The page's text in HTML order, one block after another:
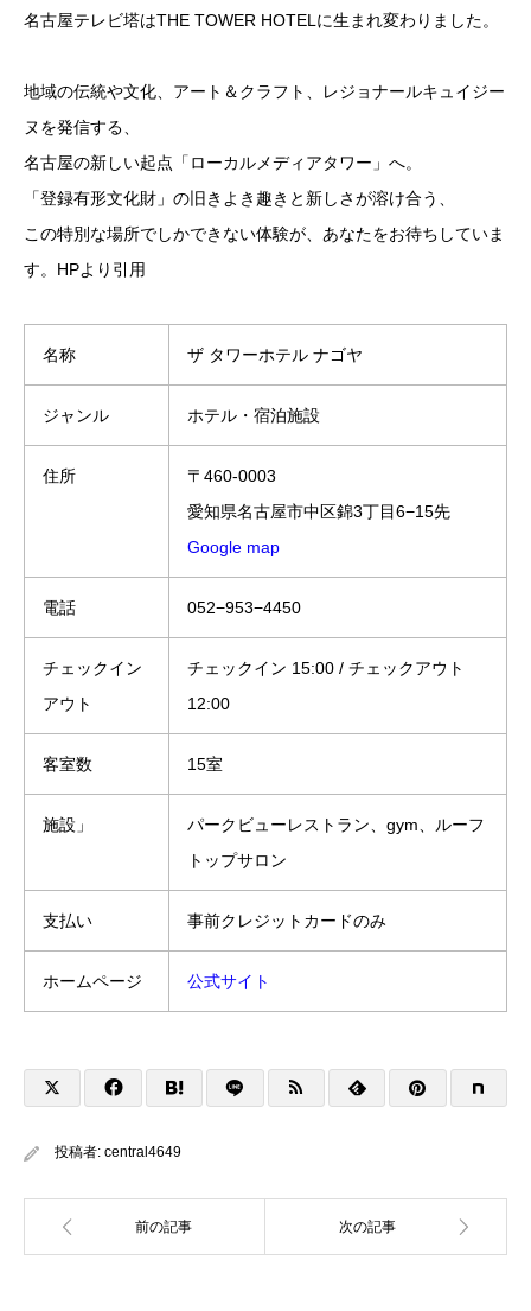
名古屋テレビ塔はTHE TOWER HOTELに生まれ変わりました。
地域の伝統や文化、アート＆クラフト、レジョナールキュイジー
ヌを発信する、
名古屋の新しい起点「ローカルメディアタワー」へ。
「登録有形文化財」の旧きよき趣きと新しさが溶け合う、
この特別な場所でしかできない体験が、あなたをお待ちしていま
す。HPより引用
名称 ザ タワーホテル ナゴヤ
ジャンル ホテル・宿泊施設
住所
〒460-0003
愛知県名古屋市中区錦3丁目6−15先
Google map
電話 052−953−4450
チェックイン
アウト
チェックイン 15:00 / チェックアウト
12:00
客室数 15室
施設」
パークビューレストラン、gym、ルーフ
トップサロン
支払い 事前クレジットカードのみ
ホームページ 公式サイト
投稿者: central4649